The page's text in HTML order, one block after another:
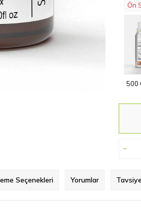
Ön
500
Seçenekleri Yorumlar